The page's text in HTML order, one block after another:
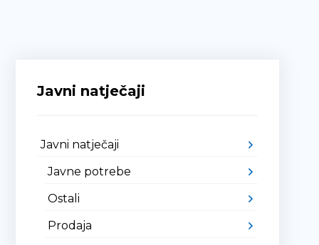
Javni natječaji
Javni natječaji
Javne potrebe
Ostali
Prodaja